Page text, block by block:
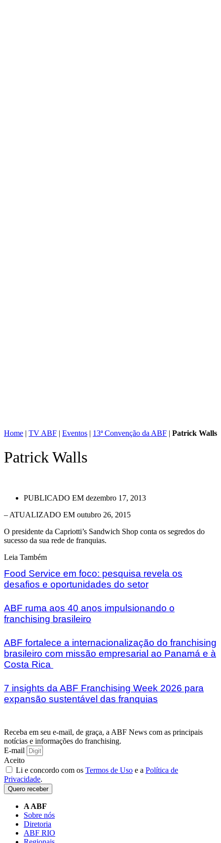
Home | TV ABF | Eventos | 13ª Convenção da ABF | Patrick Walls
Patrick Walls
PUBLICADO EM dezembro 17, 2013
– ATUALIZADO EM outubro 26, 2015
O presidente da Capriotti’s Sandwich Shop conta os segredos do
sucesso da sua rede de franquias.
Leia Também
Food Service em foco: pesquisa revela os
desafios e oportunidades do setor
ABF ruma aos 40 anos impulsionando o
franchising brasileiro
ABF fortalece a internacionalização do franchising
brasileiro com missão empresarial ao Panamá e à
Costa Rica
7 insights da ABF Franchising Week 2026 para
expansão sustentável das franquias
Receba em seu e-mail, de graça, a ABF News com as principais
notícias e informações do franchising.
E-mail
Aceito
Li e concordo com os Termos de Uso e a Política de
Privacidade.
Quero receber
A ABF
Sobre nós
Diretoria
ABF RIO